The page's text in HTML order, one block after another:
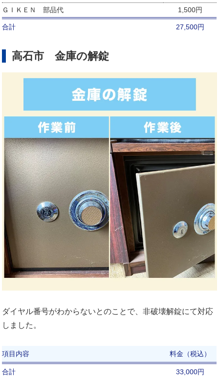
ＧＩＫＥＮ 部品代
1,500円
合計 27,500円
高石市 金庫の解錠
ダイヤル番号がわからないとのことで、非破壊解錠にて対応
しました。
項目内容 料金（税込）
合計 33,000円